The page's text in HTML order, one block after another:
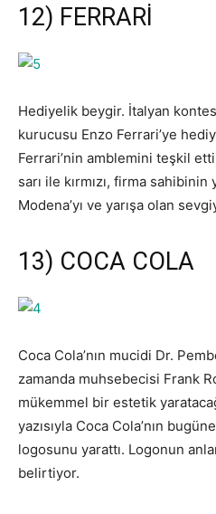
12) FERRARİ
Hediyelik beygir. İtalyan
kurucusu Enzo Ferrari’ye
Ferrari’nin amblemini teşkil
sarı ile kırmızı, firma sahibinin
Modena’yı ve yarışa olan
13) COCA COLA
Coca Cola’nın mucidi Dr.
zamanda muhsebecisi Frank
mükemmel bir estetik
yazısıyla Coca Cola’nın
logosunu yarattı. Logonun
belirtiyor.